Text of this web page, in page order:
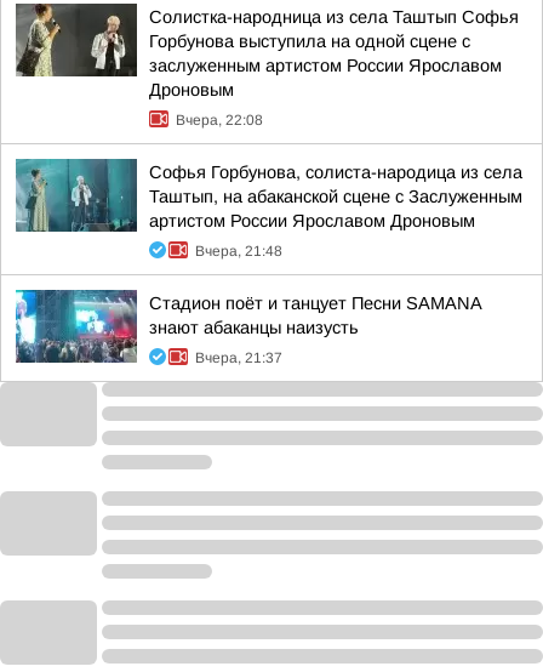
Солистка-народница из села Таштып Софья
Горбунова выступила на одной сцене с
заслуженным артистом России Ярославом
Дроновым
Вчера, 22:08
Софья Горбунова, солиста-народица из села
Таштып, на абаканской сцене с Заслуженным
артистом России Ярославом Дроновым
Вчера, 21:48
Стадион поёт и танцует Песни SAMANA
знают абаканцы наизусть
Вчера, 21:37